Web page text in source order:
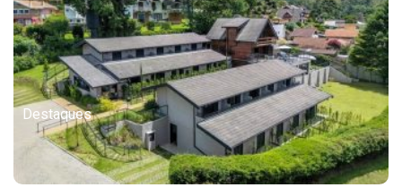
Destaques